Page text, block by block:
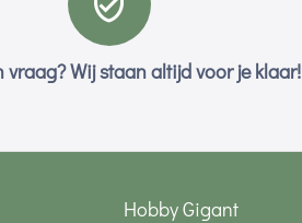
vraag? Wij staan altijd voor je klaar!
Hobby Gigant